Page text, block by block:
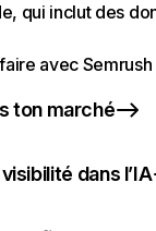
qui inclut des
avec Semrush
ton marché
dans l’IA